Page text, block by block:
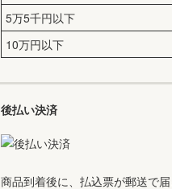
5万5千円以下
10万円以下
後払い決済
商品到着後に、払込票が郵送で届